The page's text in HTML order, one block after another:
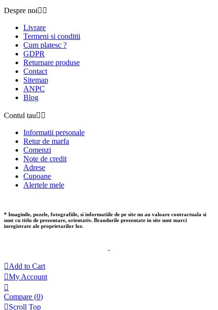
Despre noi 
Livrare
Termeni si conditii
Cum platesc ?
GDPR
Returnare produse
Contact
Sitemap
ANPC
Blog
Contul tau 
Informatii personale
Retur de marfa
Comenzi
Note de credit
Adrese
Cupoane
Alertele mele
* Imaginile, pozele, fotografiile, si informatiile de pe site nu au valoare contractuala si
sunt cu titlu de prezentare, orientativ. Brandurile prezentate in site sunt marci
inregistrate ale proprietarilor lor.
Add to Cart
My Account

Compare (0)
Scroll Top